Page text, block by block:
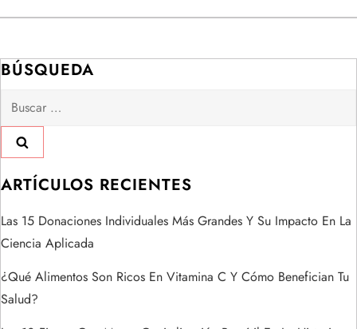
a
c
i
ó
n
d
e
BÚSQUEDA
Buscar:
ARTÍCULOS RECIENTES
Las 15 Donaciones Individuales Más Grandes Y Su Impacto En La
Ciencia Aplicada
¿Qué Alimentos Son Ricos En Vitamina C Y Cómo Benefician Tu
Salud?